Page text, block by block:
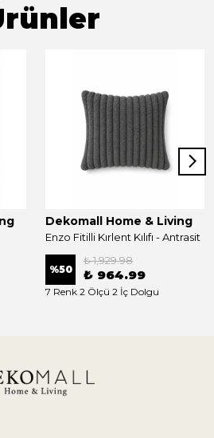
Dekomall Home & Living
Enzo Fitilli Kırlent Kılıfı - Antrasit
%50
₺ 1,929.98
₺ 964.99
7 Renk 2 Ölçü 2 İç Dolgu